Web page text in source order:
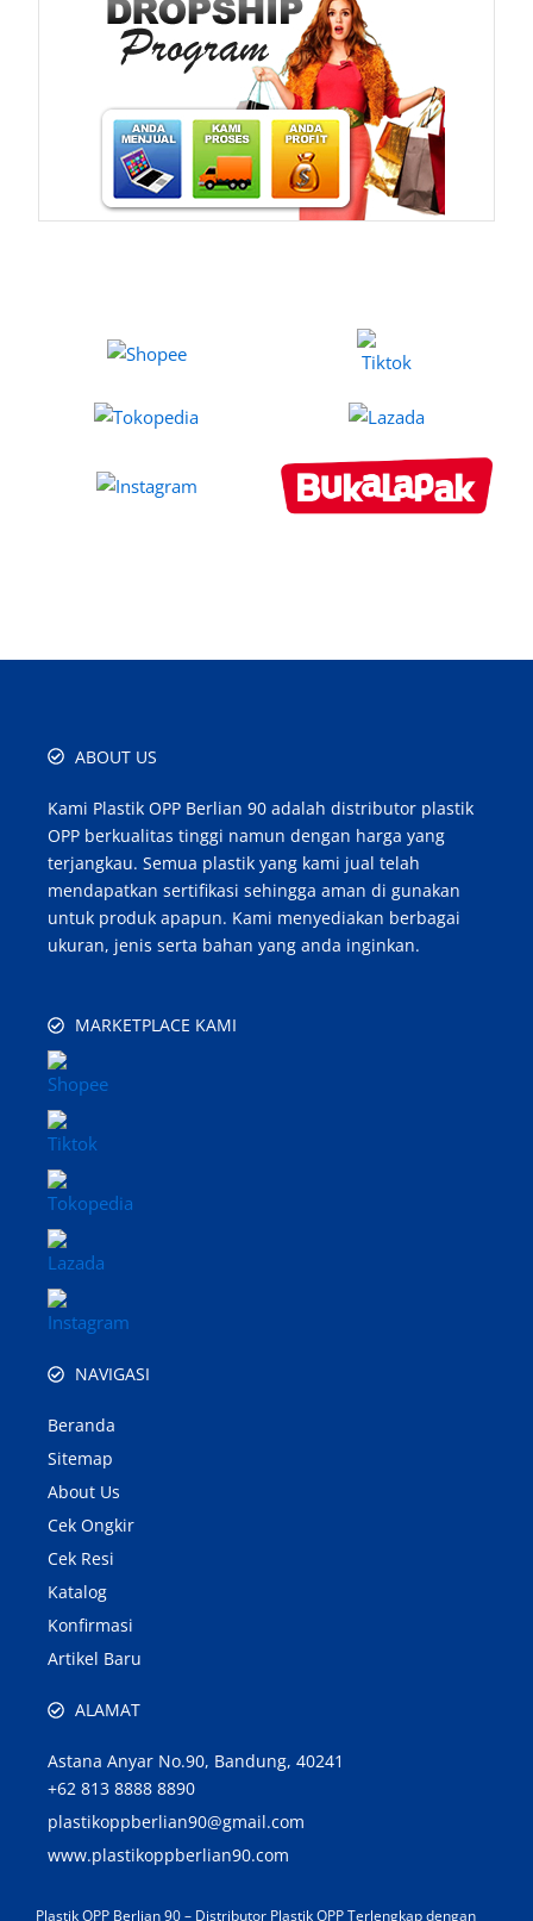
ABOUT US
Kami Plastik OPP Berlian 90 adalah distributor plastik
OPP berkualitas tinggi namun dengan harga yang
terjangkau. Semua plastik yang kami jual telah
mendapatkan sertifikasi sehingga aman di gunakan
untuk produk apapun. Kami menyediakan berbagai
ukuran, jenis serta bahan yang anda inginkan.
MARKETPLACE KAMI
NAVIGASI
Beranda
Sitemap
About Us
Cek Ongkir
Cek Resi
Katalog
Konfirmasi
Artikel Baru
ALAMAT
Astana Anyar No.90, Bandung, 40241
+62 813 8888 8890
plastikoppberlian90@gmail.com
www.plastikoppberlian90.com
Plastik OPP Berlian 90 – Distributor Plastik OPP Terlengkap dengan